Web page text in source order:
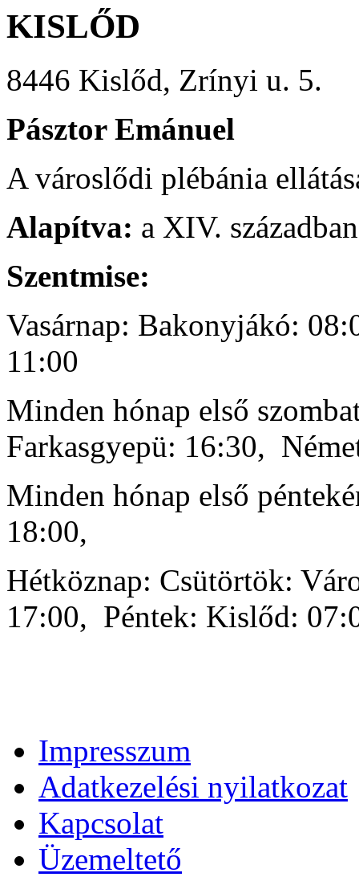
KISLŐD
8446 Kislőd, Zrínyi u. 5.
Pásztor Emánuel
A városlődi plébánia
Alapítva: a XIV. században
Szentmise:
Vasárnap: Bakonyjákó:
11:00
Minden hónap első
Farkasgyepü: 16:30,
Minden hónap első
18:00,
Hétköznap: Csütörtök:
17:00, Péntek: Kislőd:
Impresszum
Adatkezelési nyilatkozat
Kapcsolat
Üzemeltető